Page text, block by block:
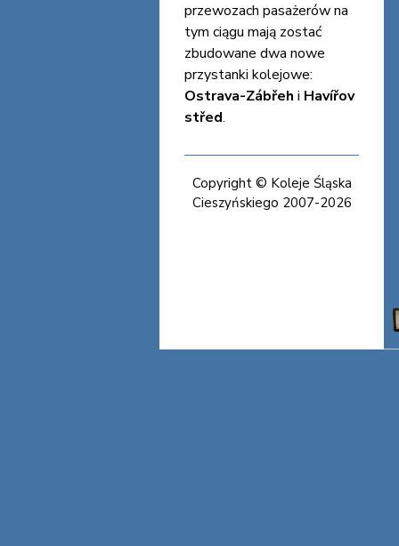
przewozach pasażerów na
tym ciągu mają zostać
zbudowane dwa nowe
przystanki kolejowe:
Ostrava-Zábřeh i Havířov
střed.
Copyright © Koleje Śląska
Cieszyńskiego 2007-2026